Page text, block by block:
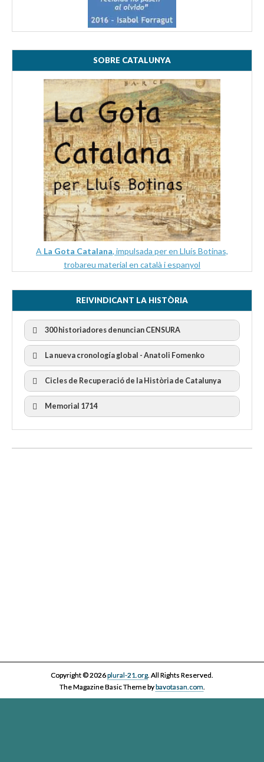
SOBRE CATALUNYA
A La Gota Catalana, impulsada per en Lluís Botinas,
trobareu material en català i espanyol
REIVINDICANT LA HISTÒRIA
300 historiadores denuncian CENSURA
300 Historiadors denuncien al “Gobierno Español” per la
censura
La nueva cronología global - Anatoli Fomenko
Cicles de Recuperació de la Història de Catalunya
I Cicle Història i Censura
II Cicle Història i Censura
Memorial 1714
Copyright © 2026plural-21.org. All Rights Reserved.
The Magazine Basic Theme bybavotasan.com.